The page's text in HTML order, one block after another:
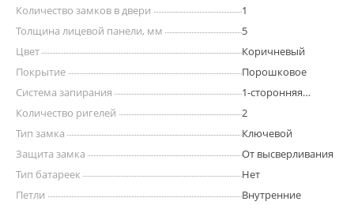
Количество замков в двери
1
Толщина лицевой панели, мм
5
Цвет
Коричневый
Покрытие
Порошковое
Система запирания
1-сторонняя
Количество ригелей
2
Тип замка
Ключевой
Защита замка
От высверливания
Тип батареек
Нет
Петли
Внутренние